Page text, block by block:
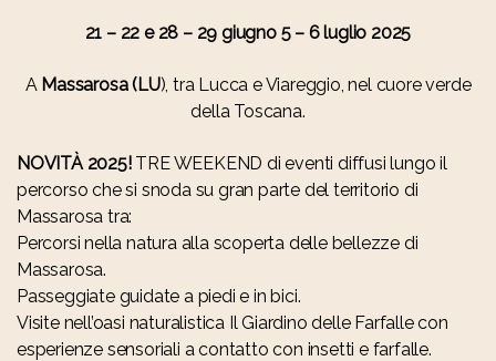
21 – 22 e 28 – 29 giugno 5 – 6 luglio 2025
A Massarosa (LU), tra Lucca e Viareggio, nel cuore verde
della Toscana.
NOVITÀ 2025!TRE WEEKEND di eventi diffusi lungo il
percorso che si snoda su gran parte del territorio di
Massarosa tra:
Percorsi nella natura alla scoperta delle bellezze di
Massarosa.
Passeggiate guidate a piedi e in bici.
Visite nell’oasi naturalistica Il Giardino delle Farfalle con
esperienze sensoriali a contatto con insetti e farfalle.